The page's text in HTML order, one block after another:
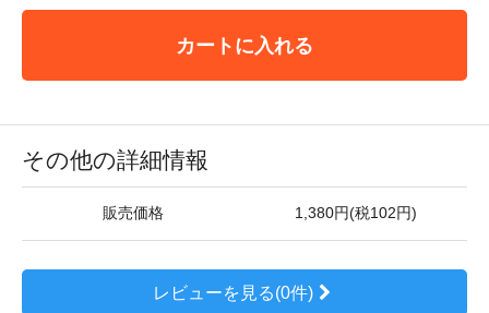
カートに入れる
その他の詳細情報
販売価格 1,380円(税102円)
レビューを見る(0件)